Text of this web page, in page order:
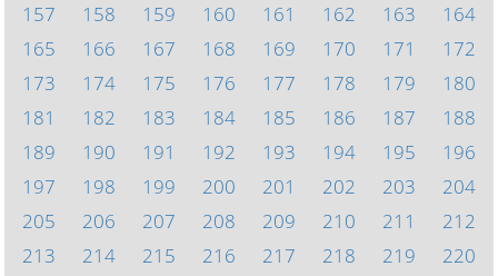
157
158 159 160 161 162 163
164
165
166 167 168 169 170 171
172
173
174 175 176 177 178 179
180
181
182 183 184 185 186 187
188
189
190 191 192 193 194 195
196
197
198 199 200 201 202 203
204
205
206 207 208 209 210 211
212
213
214 215 216 217 218 219
220